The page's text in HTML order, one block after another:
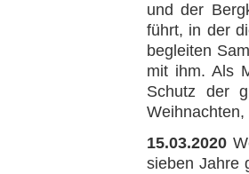
und der
führt, in der
begleiten
mit ihm. Als
Schutz der
15.03.2020
sieben Jahre